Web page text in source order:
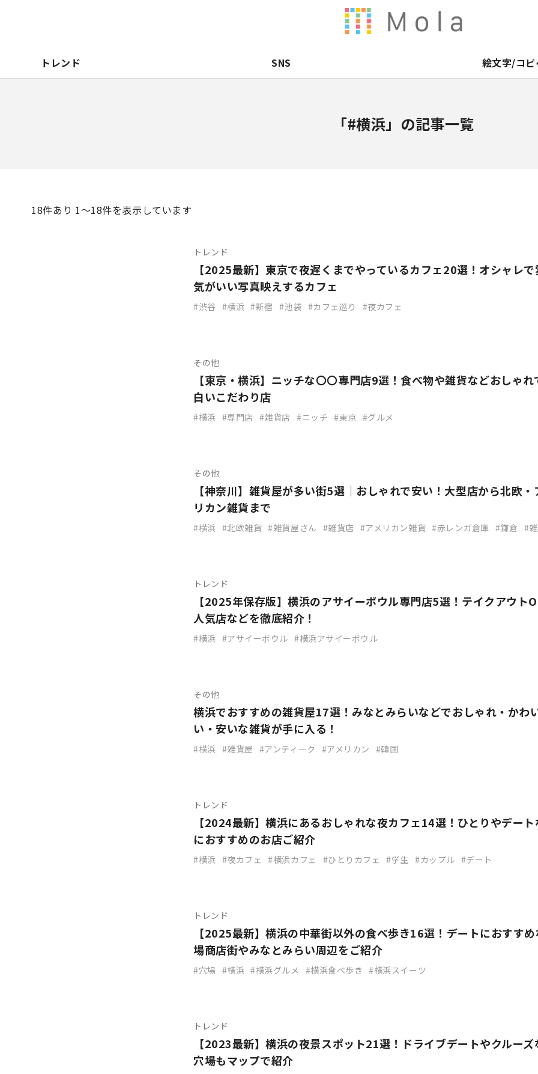
トレンド SNS 絵文字/コピ
「#横浜」の記事一覧
18件あり 1〜18件を表示しています
トレンド
【2025最新】東京で夜遅くまでやっているカフェ20選！オシャレで
気がいい写真映えするカフェ
渋谷 横浜 新宿 池袋 カフェ巡り 夜カフェ
その他
【東京・横浜】ニッチな〇〇専門店9選！食べ物や雑貨などおしゃれ
白いこだわり店
横浜 専門店 雑貨店 ニッチ 東京 グルメ
その他
【神奈川】雑貨屋が多い街5選｜おしゃれで安い！大型店から北欧・
リカン雑貨まで
横浜 北欧雑貨 雑貨屋さん 雑貨店 アメリカン雑貨 赤レンガ倉庫 鎌倉
トレンド
【2025年保存版】横浜のアサイーボウル専門店5選！テイクアウト
人気店などを徹底紹介！
横浜 アサイーボウル 横浜アサイーボウル
その他
横浜でおすすめの雑貨屋17選！みなとみらいなどでおしゃれ・かわ
い・安いな雑貨が手に入る！
横浜 雑貨屋 アンティーク アメリカン 韓国
トレンド
【2024最新】横浜にあるおしゃれな夜カフェ14選！ひとりやデート
におすすめのお店ご紹介
横浜 夜カフェ 横浜カフェ ひとりカフェ 学生 カップル デート
トレンド
【2025最新】横浜の中華街以外の食べ歩き16選！デートにおすすめ
場商店街やみなとみらい周辺をご紹介
穴場 横浜 横浜グルメ 横浜食べ歩き 横浜スイーツ
トレンド
【2023最新】横浜の夜景スポット21選！ドライブデートやクルーズ
穴場もマップで紹介